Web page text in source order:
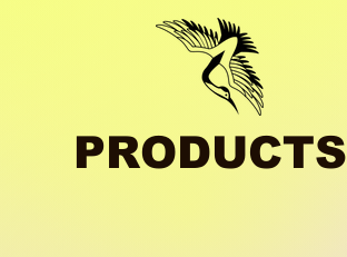
​PRODUCTS